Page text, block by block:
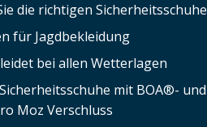
die richtigen Sicherheitsschuhe
für Jagdbekleidung
bei allen Wetterlagen
mit BOA®- und
Moz Verschluss